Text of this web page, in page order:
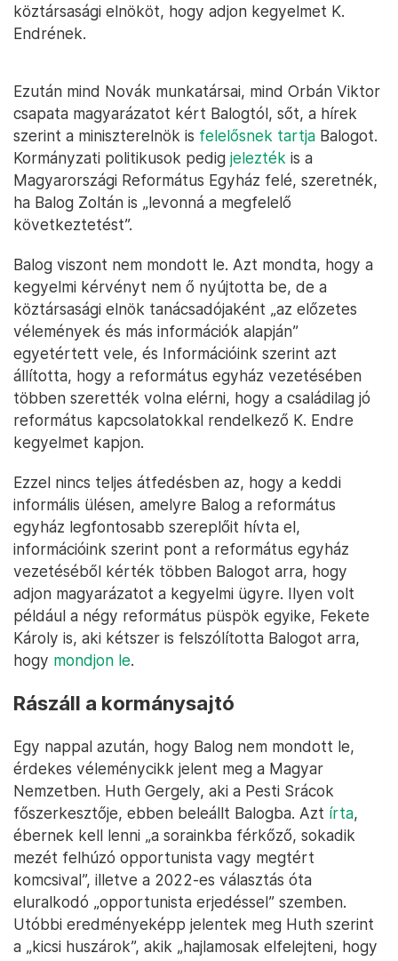
köztársasági elnököt, hogy adjon kegyelmet K.
Endrének.
Ezután mind Novák munkatársai, mind Orbán Viktor
csapata magyarázatot kért Balogtól, sőt, a hírek
szerint a miniszterelnök is felelősnek tartja Balogot.
Kormányzati politikusok pedig jelezték is a
Magyarországi Református Egyház felé, szeretnék,
ha Balog Zoltán is „levonná a megfelelő
következtetést”.
Balog viszont nem mondott le. Azt mondta, hogy a
kegyelmi kérvényt nem ő nyújtotta be, de a
köztársasági elnök tanácsadójaként „az előzetes
vélemények és más információk alapján”
egyetértett vele, és Információink szerint azt
állította, hogy a református egyház vezetésében
többen szerették volna elérni, hogy a családilag jó
református kapcsolatokkal rendelkező K. Endre
kegyelmet kapjon.
Ezzel nincs teljes átfedésben az, hogy a keddi
informális ülésen, amelyre Balog a református
egyház legfontosabb szereplőit hívta el,
információink szerint pont a református egyház
vezetéséből kérték többen Balogot arra, hogy
adjon magyarázatot a kegyelmi ügyre. Ilyen volt
például a négy református püspök egyike, Fekete
Károly is, aki kétszer is felszólította Balogot arra,
hogy mondjon le.
Rászáll a kormánysajtó
Egy nappal azután, hogy Balog nem mondott le,
érdekes véleménycikk jelent meg a Magyar
Nemzetben. Huth Gergely, aki a Pesti Srácok
főszerkesztője, ebben beleállt Balogba. Azt írta,
ébernek kell lenni „a sorainkba férkőző, sokadik
mezét felhúzó opportunista vagy megtért
komcsival”, illetve a 2022-es választás óta
eluralkodó „opportunista erjedéssel” szemben.
Utóbbi eredményeképp jelentek meg Huth szerint
a „kicsi huszárok”, akik „hajlamosak elfelejteni, hogy